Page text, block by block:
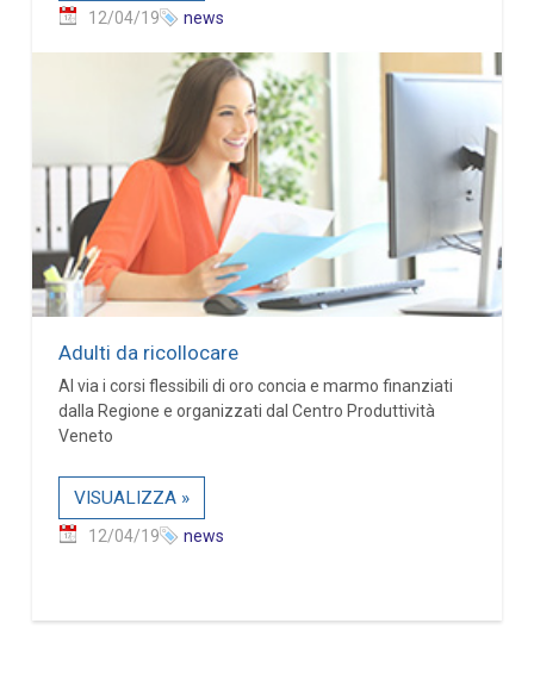
12/04/19 news
Adulti da ricollocare
Al via i corsi flessibili di oro concia e marmo finanziati
dalla Regione e organizzati dal Centro Produttività
Veneto
VISUALIZZA »
12/04/19 news